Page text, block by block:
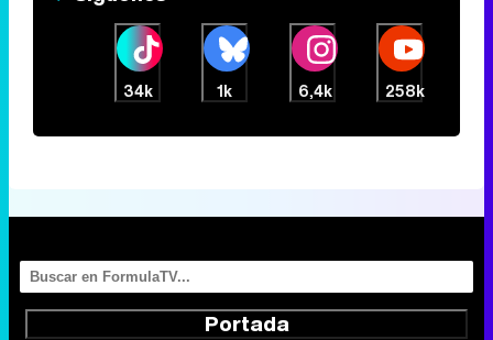
34k 1k 6,4k 258k
Portada